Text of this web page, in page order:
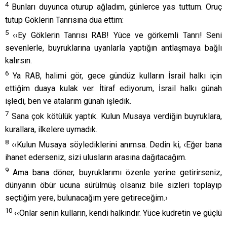
4Bunları duyunca oturup ağladım, günlerce yas tuttum. Oruç
tutup Göklerin Tanrısına dua ettim:
5 ‹‹Ey Göklerin Tanrısı RAB! Yüce ve görkemli Tanrı! Seni
sevenlerle, buyruklarına uyanlarla yaptığın antlaşmaya bağlı
kalırsın.
6 Ya RAB, halimi gör, gece gündüz kulların İsrail halkı için
ettiğim duaya kulak ver. İtiraf ediyorum, İsrail halkı günah
işledi, ben ve atalarım günah işledik.
7 Sana çok kötülük yaptık. Kulun Musaya verdiğin buyruklara,
kurallara, ilkelere uymadık.
8 ‹‹Kulun Musaya söylediklerini anımsa. Dedin ki, ‹Eğer bana
ihanet ederseniz, sizi ulusların arasına dağıtacağım.
9 Ama bana döner, buyruklarımı özenle yerine getirirseniz,
dünyanın öbür ucuna sürülmüş olsanız bile sizleri toplayıp
seçtiğim yere, bulunacağım yere getireceğim.›
10 ‹‹Onlar senin kulların, kendi halkındır. Yüce kudretin ve güçlü